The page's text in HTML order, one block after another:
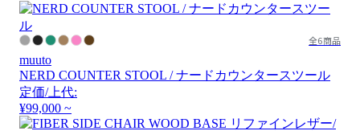
全6商品
muuto
NERD COUNTER STOOL / ナードカウンタースツール
定価/上代:
¥99,000 ~